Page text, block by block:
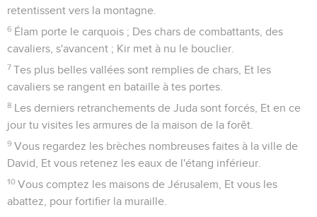
retentissent vers la montagne.
6 Élam porte le carquois ; Des chars de combattants, des
cavaliers, s'avancent ; Kir met à nu le bouclier.
7 Tes plus belles vallées sont remplies de chars, Et les
cavaliers se rangent en bataille à tes portes.
8 Les derniers retranchements de Juda sont forcés, Et en ce
jour tu visites les armures de la maison de la forêt.
9 Vous regardez les brèches nombreuses faites à la ville de
David, Et vous retenez les eaux de l'étang inférieur.
10 Vous comptez les maisons de Jérusalem, Et vous les
abattez, pour fortifier la muraille.